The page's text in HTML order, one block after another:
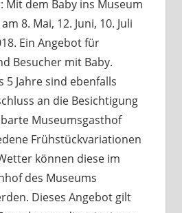
Mit dem Baby ins Museum
8. Mai, 12. Juni, 10. Juli
Ein Angebot für
Besucher mit Baby.
5 Jahre sind ebenfalls
an die Besichtigung
Museumsgasthof
Frühstückvariationen
können diese im
des Museums
Dieses Angebot gilt